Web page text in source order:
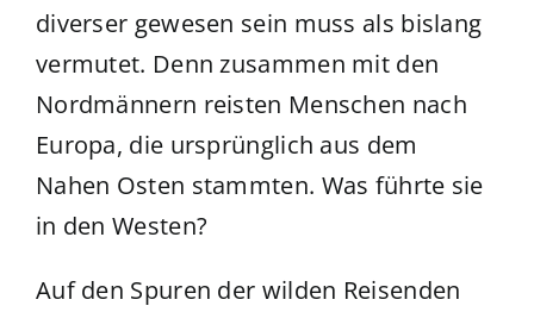
diverser gewesen sein muss als bislang
vermutet. Denn zusammen mit den
Nordmännern reisten Menschen nach
Europa, die ursprünglich aus dem
Nahen Osten stammten. Was führte sie
in den Westen?
Auf den Spuren der wilden Reisenden